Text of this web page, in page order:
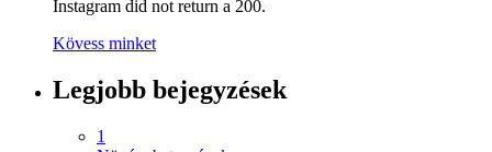
Instagram did not return a 200.
Kövess minket
Legjobb bejegyzések
1